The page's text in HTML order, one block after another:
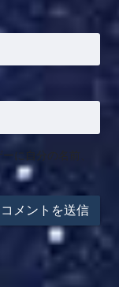
に自分の名前、